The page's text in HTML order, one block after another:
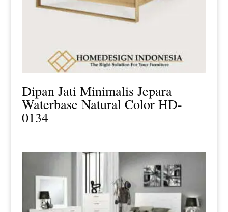
Dipan Jati Minimalis Jepara
Waterbase Natural Color HD-
0134